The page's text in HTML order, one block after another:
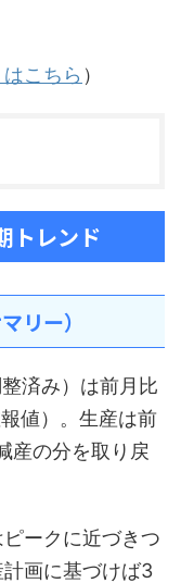
こちら ）
トレンド
リー）
済み）は前月比
値）。生産は前
産の分を取り戻
ークに近づきつ
画に基づけば3